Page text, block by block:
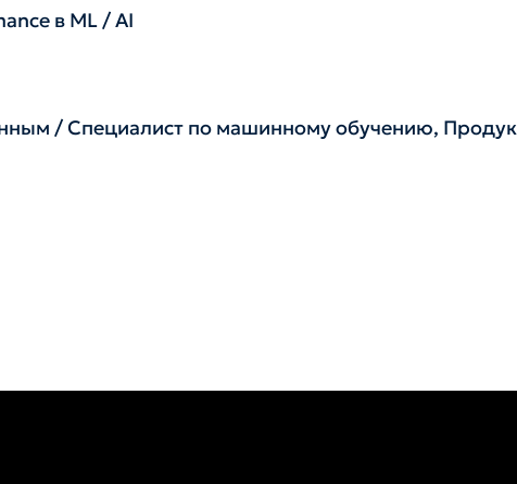
в ML / AI
/ Специалист по машинному обучению,